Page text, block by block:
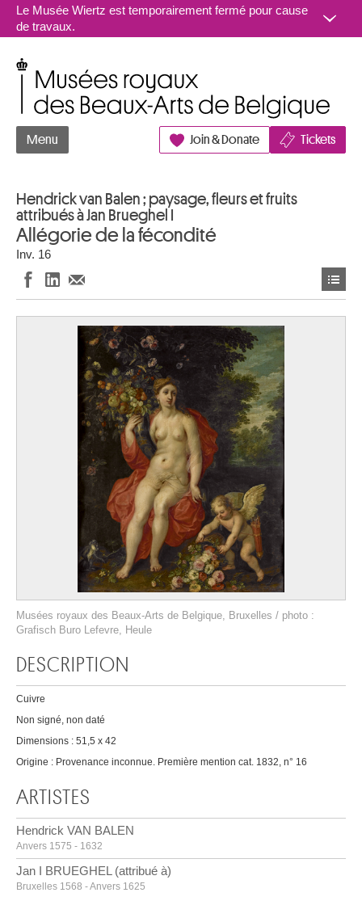
Aller au contenu
Le Musée Wiertz est temporairement fermé pour cause
de travaux.
Menu Join & Donate Tickets
Hendrick van Balen ; paysage, fleurs et fruits
attribués à Jan Brueghel I
Allégorie de la fécondité
Inv. 16
Musées royaux des Beaux-Arts de Belgique, Bruxelles / photo :
Grafisch Buro Lefevre, Heule
DESCRIPTION
Cuivre
Non signé, non daté
Dimensions : 51,5 x 42
Origine : Provenance inconnue. Première mention cat. 1832, n° 16
ARTISTES
Hendrick VAN BALEN
Anvers 1575 - 1632
Jan I BRUEGHEL (attribué à)
Bruxelles 1568 - Anvers 1625